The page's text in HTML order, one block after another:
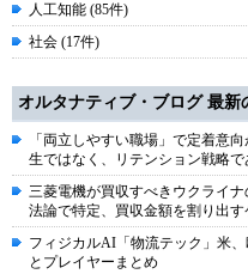
人工知能 (85件)
社会 (17件)
オルタナティブ・ブログ 最新
「両立しやすい職場」で定着意
生ではなく、リテンション戦略で
三菱電機が買収すべきウクライ
法論で特定、買収金額を割り出す
フィジカルAI「物流テック」米
とプレイヤーまとめ